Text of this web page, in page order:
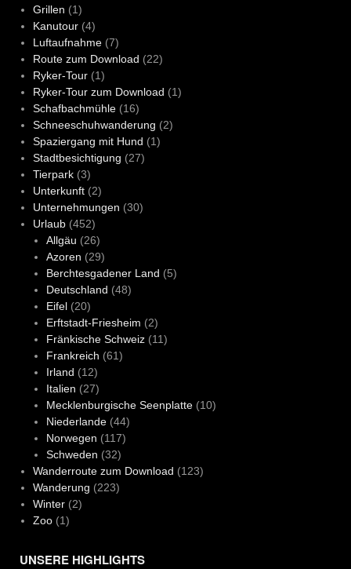
Grillen (1)
Kanutour(4)
Luftaufnahme(7)
Route zum Download (22)
Ryker-Tour(1)
Ryker-Tour zum Download (1)
Schafbachmühle(16)
Schneeschuhwanderung (2)
Spaziergang mit Hund (1)
Stadtbesichtigung (27)
Tierpark(3)
Unterkunft(2)
Unternehmungen (30)
Urlaub(452)
Allgäu (26)
Azoren (29)
Berchtesgadener Land (5)
Deutschland (48)
Eifel(20)
Erftstadt-Friesheim (2)
Fränkische Schweiz(11)
Frankreich (61)
Irland (12)
Italien (27)
Mecklenburgische Seenplatte(10)
Niederlande(44)
Norwegen (117)
Schweden (32)
Wanderroute zum Download (123)
Wanderung (223)
Winter(2)
Zoo(1)
UNSERE HIGHLIGHTS